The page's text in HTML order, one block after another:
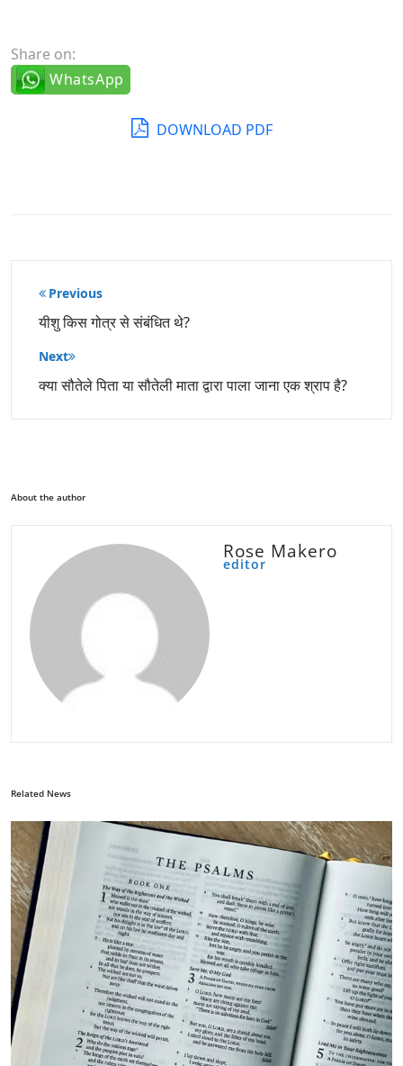
Share on:
WhatsApp
DOWNLOAD PDF
पोस्ट
नेविगेशन
Previous
यीशु किस गोत्र से संबंधित थे?
Next
क्या सौतेले पिता या सौतेली माता द्वारा पाला जाना एक श्राप है?
About the author
Rose Makero
editor
Related News